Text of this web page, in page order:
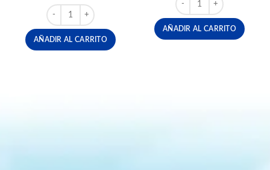
CHOCOLATE M&M MILK CHOCOLATE PAQUETE X6
AÑADIR AL CARRITO
AÑADIR AL CARRITO